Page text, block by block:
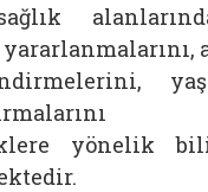
yönelik